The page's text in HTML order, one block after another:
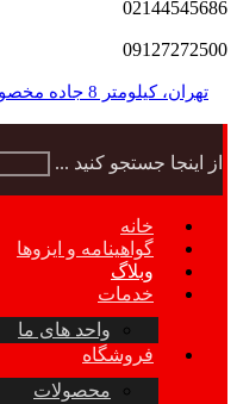
02144545686
09127272500
تهران، کیلومتر 8 جاده مخصوص،خیابان عاشری، تقاطع جلال
از اینجا جستجو کنید ...
خانه
گواهینامه و ایزوها
وبلاگ
خدمات
واحد های ما
فروشگاه
محصولات